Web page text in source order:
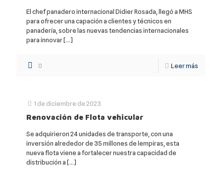
El chef panadero internacional Didier Rosada, llegó a MHS
para ofrecer una capación a clientes y técnicos en
panadería, sobre las nuevas tendencias internacionales
para innovar[…]
0 Leer más
1 de diciembre de 2023
Renovación de Flota vehicular
Se adquirieron 24 unidades de transporte, con una
inversión alrededor de 35 millones de lempiras, esta
nueva flota viene a fortalecer nuestra capacidad de
distribución a[…]